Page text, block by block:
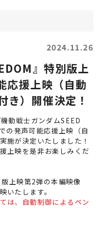
2024.11.26
』特別版上
応援上映（自動
き）開催決定！
動戦士ガンダムSEED
の発声可能応援上映（自
施が決定いたしました！
上映を是非お楽しみくだ
上映第2弾の本編映像
いたします。
は、自動制御によるペン